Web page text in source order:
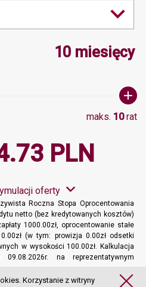
wartość 10,
10 miesięcy
maks. 10rat
PLN
oferty
Roczna Stopa Oprocentowania
netto (bez kredytowanych kosztów)
1000.00zł, oprocentowanie stałe
(w tym: prowizja 0.00zł odsetki
w wysokości 100.00zł. Kalkulacja
na reprezentatywnym
Więcej informacji
Korzystanie z witryny